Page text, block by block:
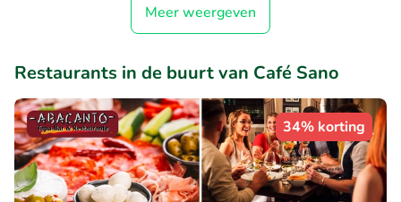
Meer weergeven
Restaurants in de buurt van Café Sano
34% korting